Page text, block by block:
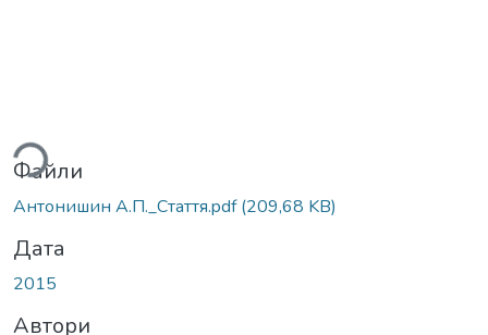
Файли
Антонишин А.П._Стаття.pdf(209,68 KB)
Дата
2015
Автори